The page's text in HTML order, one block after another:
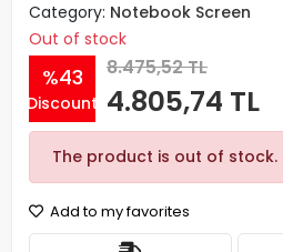
Category: Notebook Screen
Out of stock
%43
Discount
8.475,52 TL
4.805,74 TL
The product is out of stock.
Add to my favorites